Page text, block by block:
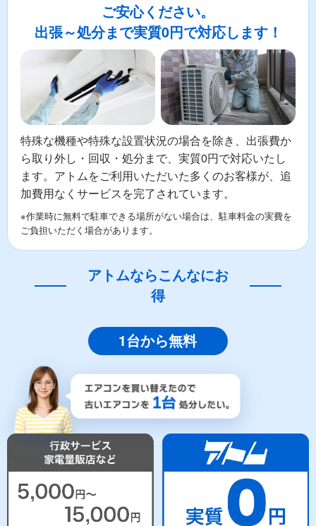
ご安心ください。
出張～処分まで実質0円で対応します！
特殊な機種や特殊な設置状況の場合を除き、出張費か
ら取り外し・回収・処分まで、実質0円で対応いたし
ます。アトムをご利用いただいた多くのお客様が、追
加費用なくサービスを完了されています。
※作業時に無料で駐車できる場所がない場合は、駐車料金の実費を
ご負担いただく場合があります。
アトムならこんなにお
得
1台から無料